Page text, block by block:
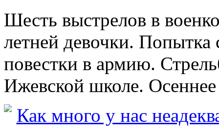
Шесть выстрелов в
летней девочки. Попытка
повестки в армию.
Ижевской школе.